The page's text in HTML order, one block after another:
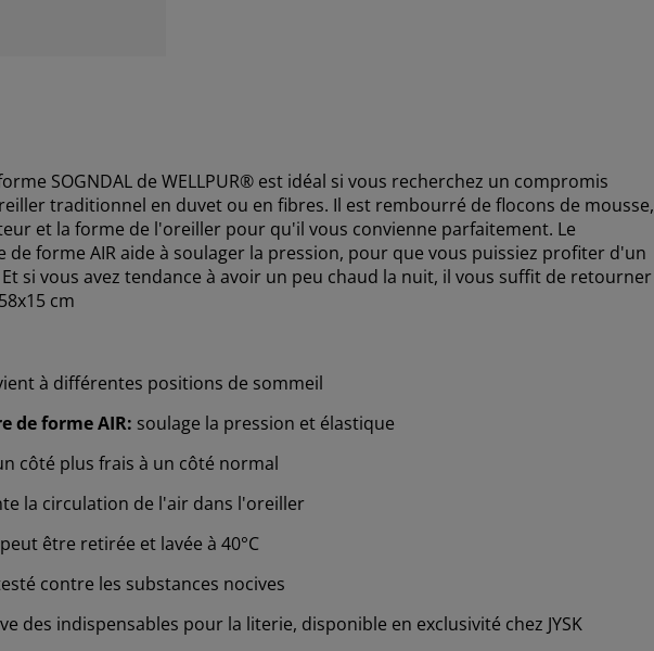
SOGNDAL de WELLPUR® est idéal si vous recherchez un compromis
traditionnel en duvet ou en fibres. Il est rembourré de flocons de mousse,
et la forme de l'oreiller pour qu'il vous convienne parfaitement. Le
forme AIR aide à soulager la pression, pour que vous puissiez profiter d'un
si vous avez tendance à avoir un peu chaud la nuit, il vous suffit de retourner
cm
à différentes positions de sommeil
de forme AIR: soulage la pression et élastique
côté plus frais à un côté normal
la circulation de l'air dans l'oreiller
être retirée et lavée à 40°C
contre les substances nocives
des indispensables pour la literie, disponible en exclusivité chez JYSK